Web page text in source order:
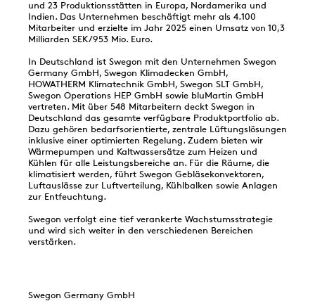
und 23 Produktionsstätten in Europa, Nordamerika und
Indien. Das Unternehmen beschäftigt mehr als 4.100
Mitarbeiter und erzielte im Jahr 2025 einen Umsatz von 10,3
Milliarden SEK/953 Mio. Euro.
In Deutschland ist Swegon mit den Unternehmen Swegon
Germany GmbH, Swegon Klimadecken GmbH,
HOWATHERM Klimatechnik GmbH, Swegon SLT GmbH,
Swegon Operations HEP GmbH sowie bluMartin GmbH
vertreten. Mit über 548 Mitarbeitern deckt Swegon in
Deutschland das gesamte verfügbare Produktportfolio ab.
Dazu gehören bedarfsorientierte, zentrale Lüftungslösungen
inklusive einer optimierten Regelung. Zudem bieten wir
Wärmepumpen und Kaltwassersätze zum Heizen und
Kühlen für alle Leistungsbereiche an. Für die Räume, die
klimatisiert werden, führt Swegon Gebläsekonvektoren,
Luftauslässe zur Luftverteilung, Kühlbalken sowie Anlagen
zur Entfeuchtung.
Swegon verfolgt eine tief verankerte Wachstumsstrategie
und wird sich weiter in den verschiedenen Bereichen
verstärken.
Swegon Germany GmbH